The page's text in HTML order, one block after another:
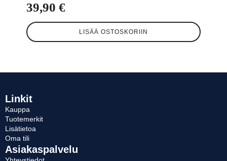
39,90 €
LISÄÄ OSTOSKORIIN
Linkit
Kauppa
Tuotemerkit
Lisätietoa
Oma tili
Asiakaspalvelu